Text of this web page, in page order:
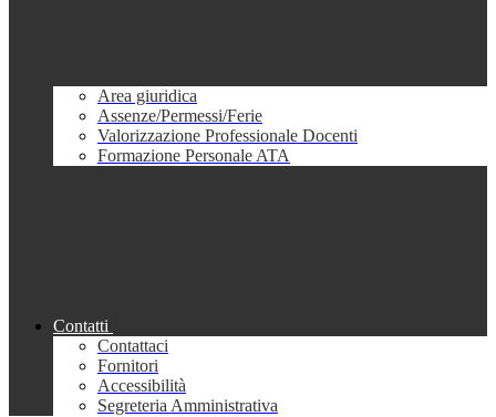
Area giuridica
Assenze/Permessi/Ferie
Valorizzazione Professionale Docenti
Formazione Personale ATA
Contatti
Contattaci
Fornitori
Accessibilità
Segreteria Amministrativa